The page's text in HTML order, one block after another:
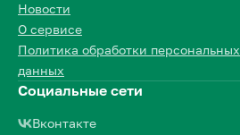
Новости
О сервисе
Политика обработки персональных
данных
Социальные сети
Вконтакте